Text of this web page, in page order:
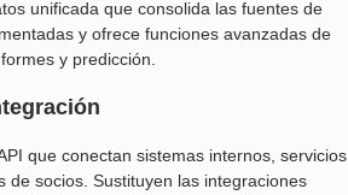
unificada que consolida las fuentes de
y ofrece funciones avanzadas de
y predicción.
que conectan sistemas internos, servicios
de socios. Sustituyen las integraciones